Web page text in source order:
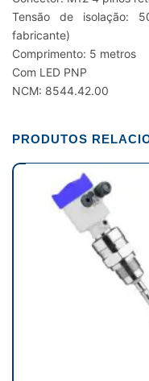
Tensão de isolação:
fabricante)
Comprimento: 5 metros
Com LED PNP
NCM: 8544.42.00
PRODUTOS